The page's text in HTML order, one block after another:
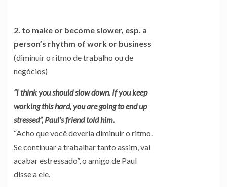
2. to make or become slower, esp. a
person’s rhythm of work or business
(diminuir o ritmo de trabalho ou de
negócios)
“I think you should slow down. If you keep
working this hard, you are going to end up
stressed”, Paul’s friend told him.
“Acho que você deveria diminuir o ritmo.
Se continuar a trabalhar tanto assim, vai
acabar estressado”, o amigo de Paul
disse a ele.